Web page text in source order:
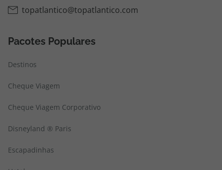
topatlantico@topatlantico.com
Pacotes Populares
Destinos
Cheque Viagem
Cheque Viagem Corporativo
Disneyland ® Paris
Escapadinhas